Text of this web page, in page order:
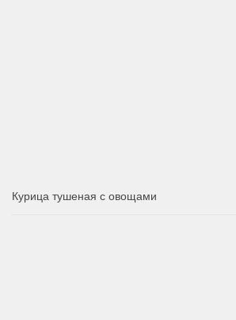
Курица тушеная с овощами